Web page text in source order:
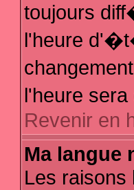
toujours
l'heure
l'heure
Revenir en
Ma langue
Les raisons